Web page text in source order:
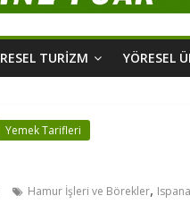
TURIZM YÖRESEL
Yemek Tarifleri
Hamur İşleri ve Börekler,